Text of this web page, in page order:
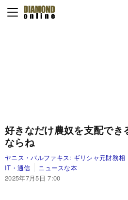
好きなだけ農奴を支配でき
ならね
ヤニス・バルファキス: ギリシャ元財務相
IT・通信
ニュースな本
2025年7月5日 7:00